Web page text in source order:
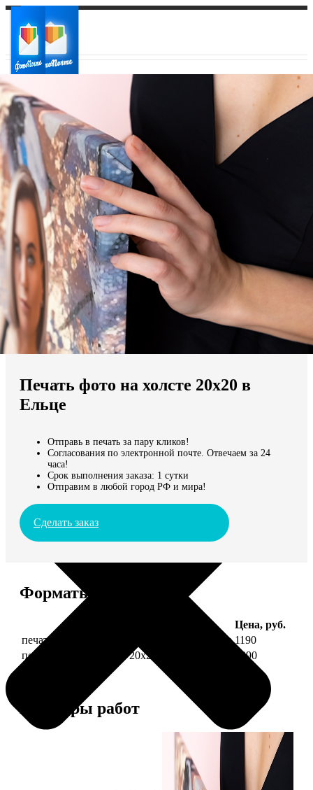
Ваш город:
Ваш регион доставки
Выберите из списка:
Мы доставляем по всему миру
Продолжить без города
Печать фото на холсте 20х20 в
Ельце
Отправь в печать за пару кликов!
Согласования по электронной почте. Отвечаем за 24
часа!
Срок выполнения заказа: 1 сутки
Отправим в любой город РФ и мира!
Сделать заказ
Форматы и цены
Цена, руб.
печать фото на холсте 20х20 на подрамнике 1190
печать фото на холсте 20х20 в раме
3990
Примеры работ